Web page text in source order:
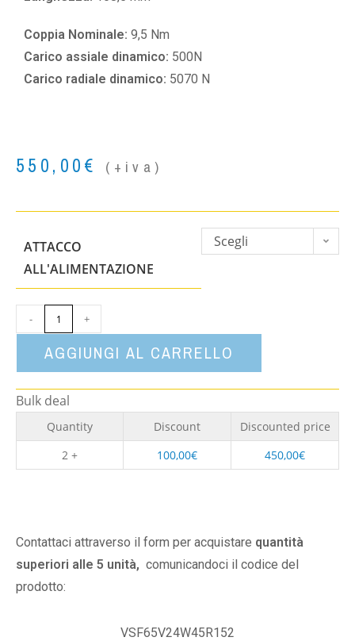
Coppia Nominale: 9,5 Nm
Carico assiale dinamico: 500N
Carico radiale dinamico: 5070 N
550,00€ (+iva)
ATTACCO
ALL'ALIMENTAZIONE
Scegli
- +
AGGIUNGI AL CARRELLO
Bulk deal
Quantity Discount
Discounted price
2 +
100,00€ 450,00€
Contattaci attraverso il form per acquistare quantità
superiori alle 5 unità, comunicandoci il codice del
prodotto:
VSF65V24W45R152